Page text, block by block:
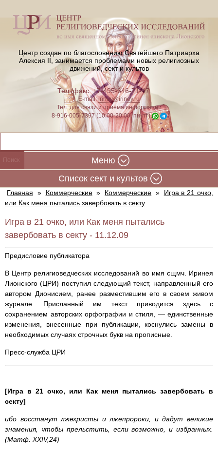
Центр создан по благословению Святейшего Патриарха
Алексия II, занимается проблемами новых религиозных
движений, сект и культов
Тел./факс: +7-495-646-71-47
E-mail:iriney@iriney.ru
Тел. для связи и приёма информации
8-916-005-7397 (10:00-20:00, пн-пт)
Меню
Cписок сект и культов
Главная » Коммерческие » Коммерческие »
Игра в 21 очко,
или Как меня пытались завербовать в секту
Игра в 21 очко, или Как меня пытались
завербовать в секту - 11.12.09
Предисловие публикатора
В Центр религиоведческих исследований во имя сщмч. Иринея
Лионского (ЦРИ) поступил следующий текст, направленный его
автором Дионисием, ранее разместившим его в своем живом
журнале. Присланный им текст приводится здесь с
сохранением авторских орфографии и стиля, — единственные
изменения, внесенные при публикации, коснулись замены в
необходимых случаях строчных букв на прописные.
Пресс-служба ЦРИ
[Игра в 21 очко, или Как меня пытались завербовать в
секту]
ибо восстанут лжехристы и лжепророки, и дадут великие
знамения, чтобы прельстить, если возможно, и избранных.
(Матф. XXIV,24)